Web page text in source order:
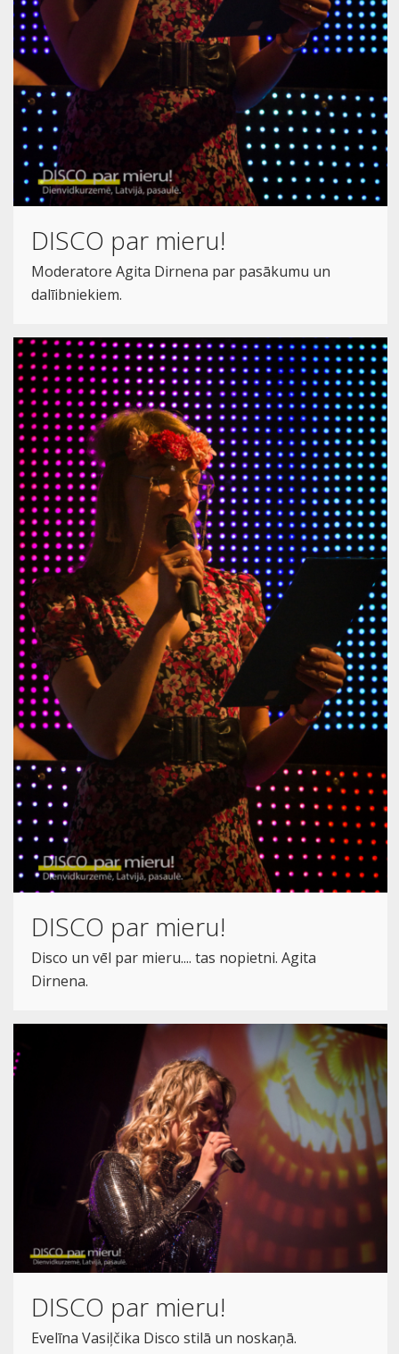
DISCO par mieru!
Moderatore Agita Dirnena par pasākumu un
dalīibniekiem.
DISCO par mieru!
Disco un vēl par mieru.... tas nopietni. Agita
Dirnena.
DISCO par mieru!
Evelīna Vasiļčika Disco stilā un noskaņā.